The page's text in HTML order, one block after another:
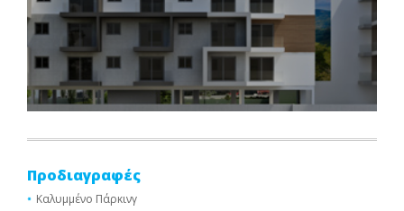
Προδιαγραφές
Καλυμμένο Πάρκινγ